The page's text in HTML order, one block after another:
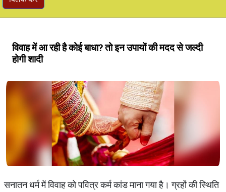
विवाह में आ रही है कोई बाधा? तो इन उपायों की मदद से जल्दी
होगी शादी
सनातन धर्म में विवाह को पवित्र कर्म कांड माना गया है। ग्रहों की स्थिति